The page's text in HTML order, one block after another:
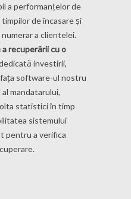
a performanțelor de
de încasare și
a clientelei.
recuperării cu o
investirii,
software-ul nostru
mandatarului,
statistici în timp
sistemului
pentru a verifica